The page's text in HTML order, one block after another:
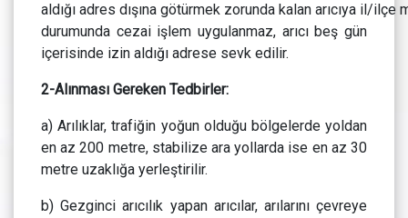
aldığı adres dışına götürmek zorunda kalan arıcıya il/
durumunda cezai işlem uygulanmaz, arıcı beş gün
içerisinde izin aldığı adrese sevk edilir.
2-Alınması Gereken Tedbirler:
a) Arılıklar, trafiğin yoğun olduğu bölgelerde yoldan
en az 200 metre, stabilize ara yollarda ise en az 30
metre uzaklığa yerleştirilir.
b) Gezginci arıcılık yapan arıcılar, arılarını çevreye